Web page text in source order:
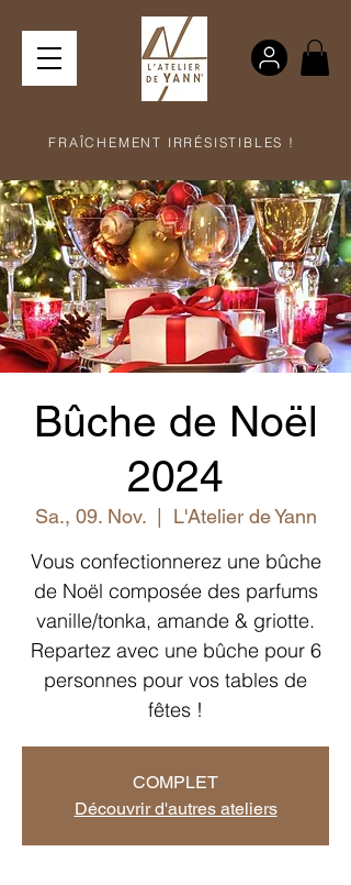
FRAÎCHEMENT IRRÉSISTIBLES !
Bûche de Noël
2024
Sa., 09. Nov.
  |
L'Atelier de Yann
Vous confectionnerez une bûche
de Noël composée des parfums
vanille/tonka, amande & griotte.
Repartez avec une bûche pour 6
personnes pour vos tables de
fêtes !
COMPLET
Découvrir d'autres ateliers